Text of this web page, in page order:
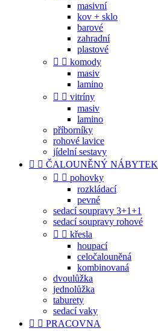
masivní
kov + sklo
barové
zahradní
plastové
  komody
masiv
lamino
  vitríny
masiv
lamino
příborníky
rohové lavice
jídelní sestavy
  ČALOUNĚNÝ NÁBYTEK
  pohovky
rozkládací
pevné
sedací soupravy 3+1+1
sedací soupravy rohové
  křesla
houpací
celočalouněná
kombinovaná
dvoulůžka
jednolůžka
taburety
sedací vaky
  PRACOVNA